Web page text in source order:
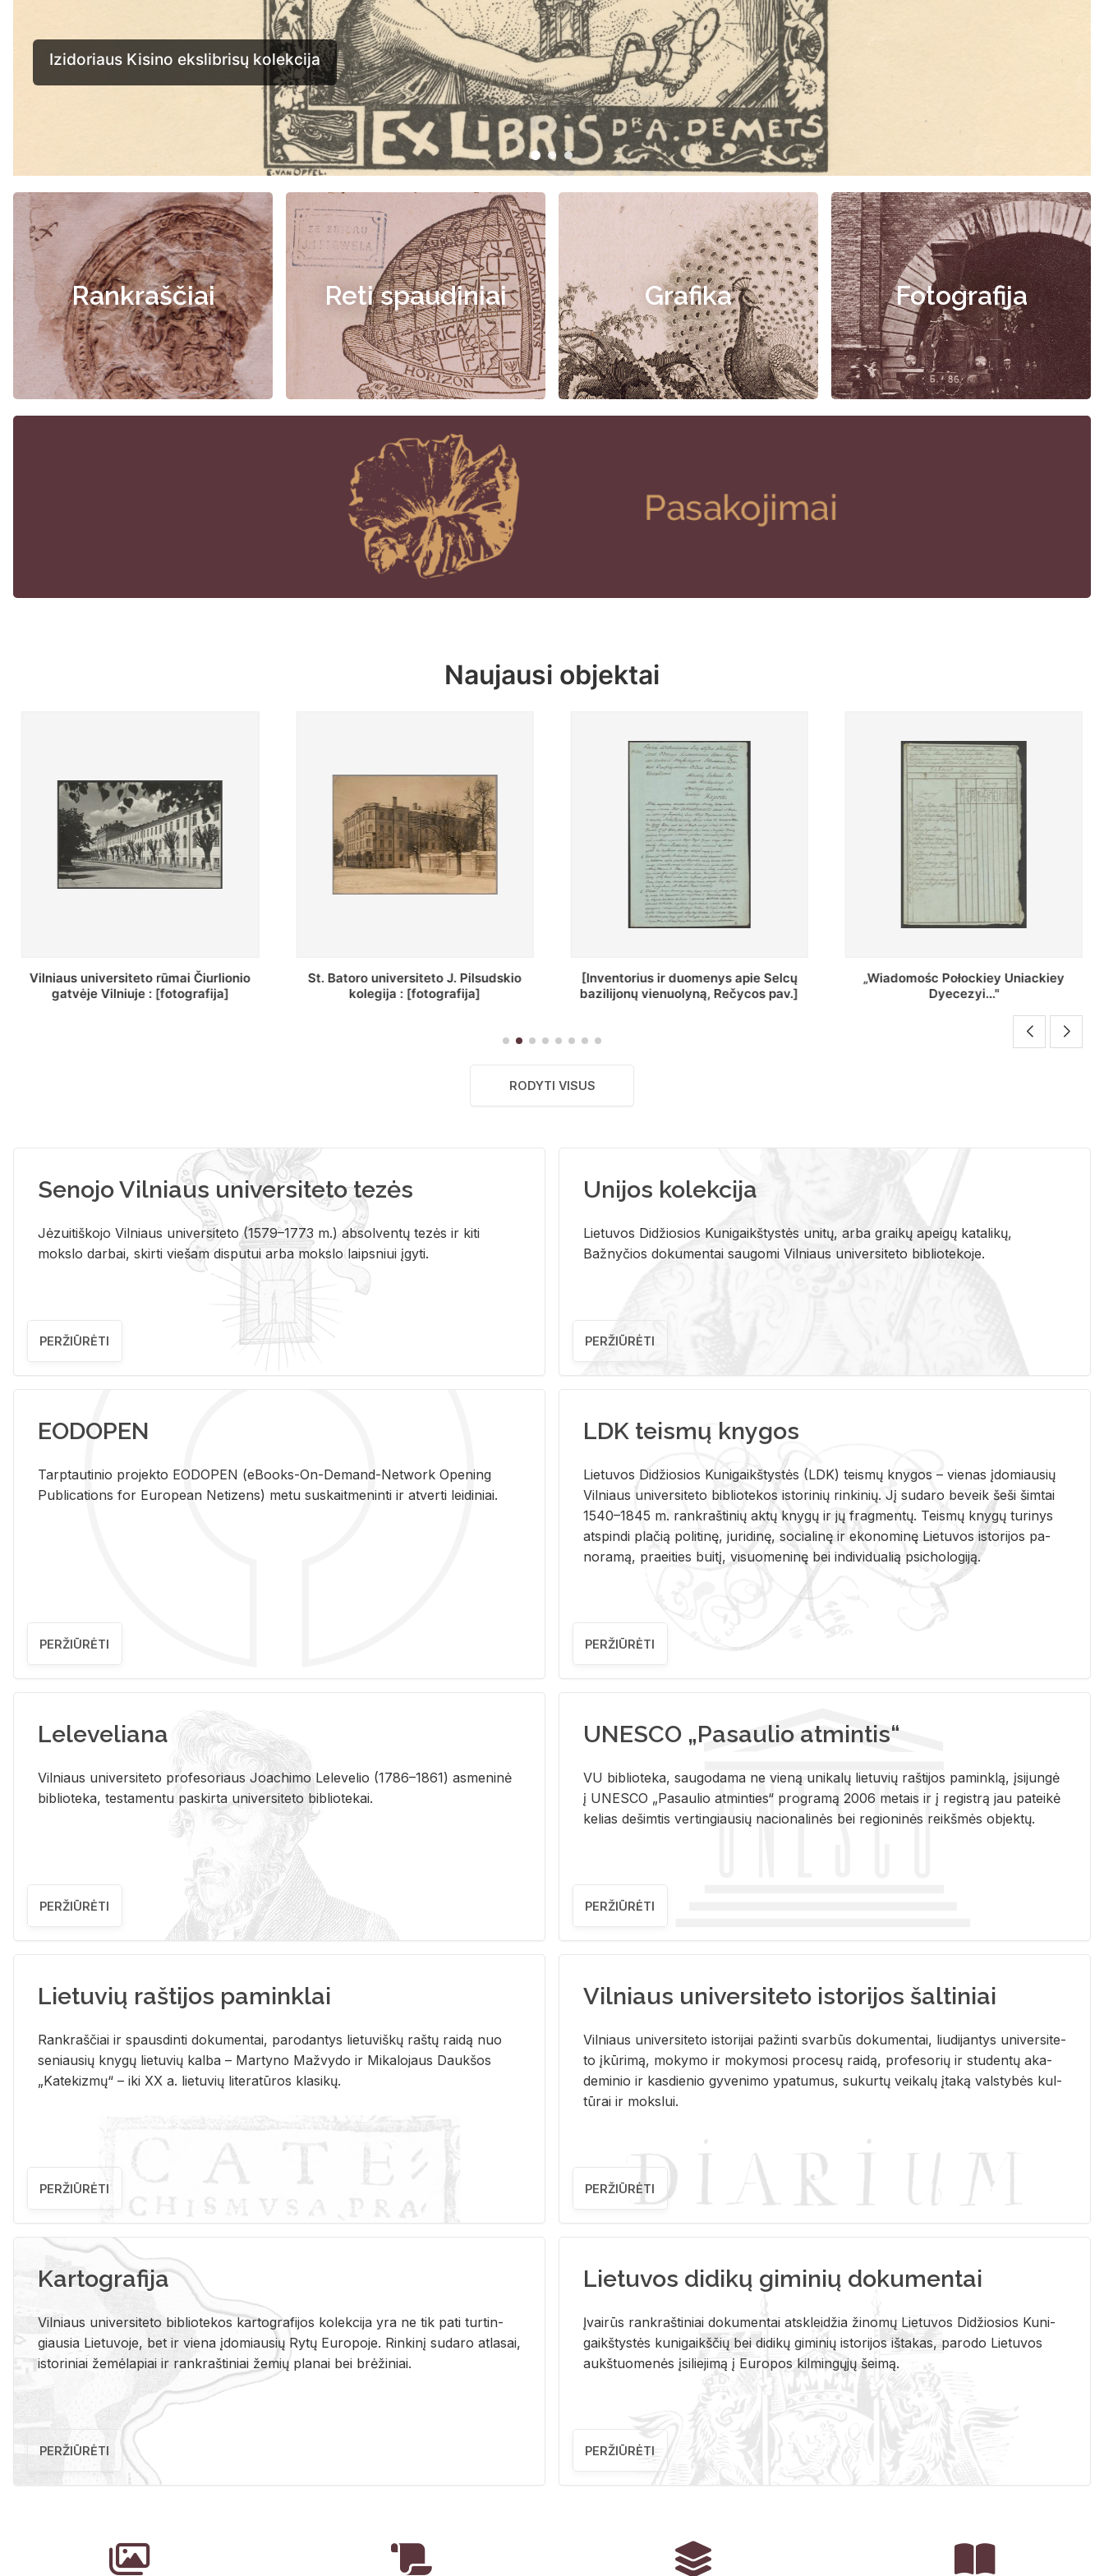
Rankraščiai Reti spaudiniai Grafika Fotografija
Naujausi objektai
St. Batoro universiteto J. Pilsudskio
kolegija : [fotografija]
[Inventorius ir duomenys apie Selcų
bazilijonų vienuolyną, Rečycos pav.]
„Wiadomośc Połockiey Uniackiey
Dyecezyi..."
Regestr Parochow Dekanatu
Brzeskiego
RODYTI VISUS
Senojo Vilniaus universiteto tezės
Jėzuitiškojo Vilniaus universiteto (1579–1773 m.) absolventų tezės ir kiti
mokslo darbai, skirti viešam disputui arba mokslo laipsniui įgyti.
PERŽIŪRĖTI
Unijos kolekcija
Lietuvos Didžiosios Kunigaikštystės unitų, arba graikų apeigų katalikų,
Bažnyčios dokumentai saugomi Vilniaus universiteto bibliotekoje.
PERŽIŪRĖTI
EODOPEN
Tarp­tau­ti­nio pro­jek­to EO­DO­PEN (eBo­oks-On-De­mand-Ne­twork Ope­ning
Pub­li­ca­tions for Eu­ro­pe­an Ne­ti­zens) metu su­skait­me­nin­ti ir at­ver­ti lei­di­niai.
PERŽIŪRĖTI
LDK teismų knygos
Lie­tu­vos Di­džio­sios Ku­ni­gaikš­tys­tės (LDK) teis­mų kny­gos – vie­nas įdo­miau­sių
Vil­niaus uni­ver­si­te­to bi­b­lio­te­kos is­to­ri­nių rin­ki­nių. Jį su­da­ro be­veik šeši šim­tai
1540–1845 m. rank­raš­ti­nių aktų kny­gų ir jų frag­men­tų. Teis­mų kny­gų tu­ri­nys
at­spin­di pla­čią po­li­ti­nę, ju­ri­di­nę, so­cia­li­nę ir eko­no­mi­nę Lie­tu­vos is­to­ri­jos pa­
no­ra­mą, pra­ei­ties bui­tį, vi­suo­me­ni­nę bei in­di­vi­dua­lią psi­cho­lo­gi­ją.
PERŽIŪRĖTI
Leleveliana
Vil­niaus uni­ver­si­te­to pro­fe­so­riaus Jo­a­chi­mo Le­le­ve­lio (1786–1861) as­me­ni­nė
bi­b­lio­te­ka, te­sta­men­tu pa­skir­ta uni­ver­si­te­to bi­b­lio­te­kai.
PERŽIŪRĖTI
UNESCO „Pasaulio atmintis“
VU biblioteka, saugodama ne vieną unikalų lietuvių raštijos paminklą, įsijungė
į UNESCO „Pasaulio atminties“ programą 2006 metais ir į registrą jau pateikė
kelias dešimtis vertingiausių nacionalinės bei regioninės reikšmės objektų.
PERŽIŪRĖTI
Lietuvių raštijos paminklai
Rank­raš­čiai ir spaus­din­ti do­ku­men­tai, pa­ro­dan­tys lie­tu­viš­kų raš­tų rai­dą nuo
se­niau­sių kny­gų lie­tu­vių kal­ba – Mar­ty­no Ma­žvy­do ir Mi­ka­lo­jaus Dauk­šos
„Ka­te­kiz­mų“ – iki XX a. lie­tu­vių li­te­ra­tū­ros kla­si­kų.
PERŽIŪRĖTI
Vilniaus universiteto istorijos šaltiniai
Vil­niaus uni­ver­si­te­to is­to­ri­jai pa­žin­ti svar­būs do­ku­men­tai, liu­di­jan­tys uni­ver­si­te­
to įkū­ri­mą, mo­ky­mo ir mo­ky­mo­si pro­ce­sų rai­dą, pro­fe­so­rių ir stu­den­tų aka­
de­mi­nio ir kas­die­nio gy­ve­ni­mo ypa­tu­mus, su­kur­tų vei­ka­lų įta­ką vals­ty­bės kul­
tū­rai ir moks­lui.
PERŽIŪRĖTI
Kartografija
Vil­niaus uni­ver­si­te­to bi­b­lio­te­kos kar­to­gra­fi­jos ko­lek­ci­ja yra ne tik pati tur­tin­
giau­sia Lie­tu­vo­je, bet ir vie­na įdo­miau­sių Rytų Eu­ro­po­je. Rin­ki­nį su­da­ro at­la­sai,
is­to­ri­niai že­mė­la­piai ir rank­raš­ti­niai že­mių pla­nai bei brė­ži­niai.
PERŽIŪRĖTI
Lietuvos didikų giminių dokumentai
Įvai­rūs rank­raš­ti­niai do­ku­men­tai at­sklei­džia ži­no­mų Lie­tu­vos Di­džio­sios Ku­ni­
gaikš­tys­tės ku­ni­gaikš­čių bei di­di­kų gi­mi­nių is­to­ri­jos iš­ta­kas, pa­ro­do Lie­tu­vos
aukš­tuo­me­nės įsi­lie­ji­mą į Eu­ro­pos kil­min­gų­jų šei­mą.
PERŽIŪRĖTI